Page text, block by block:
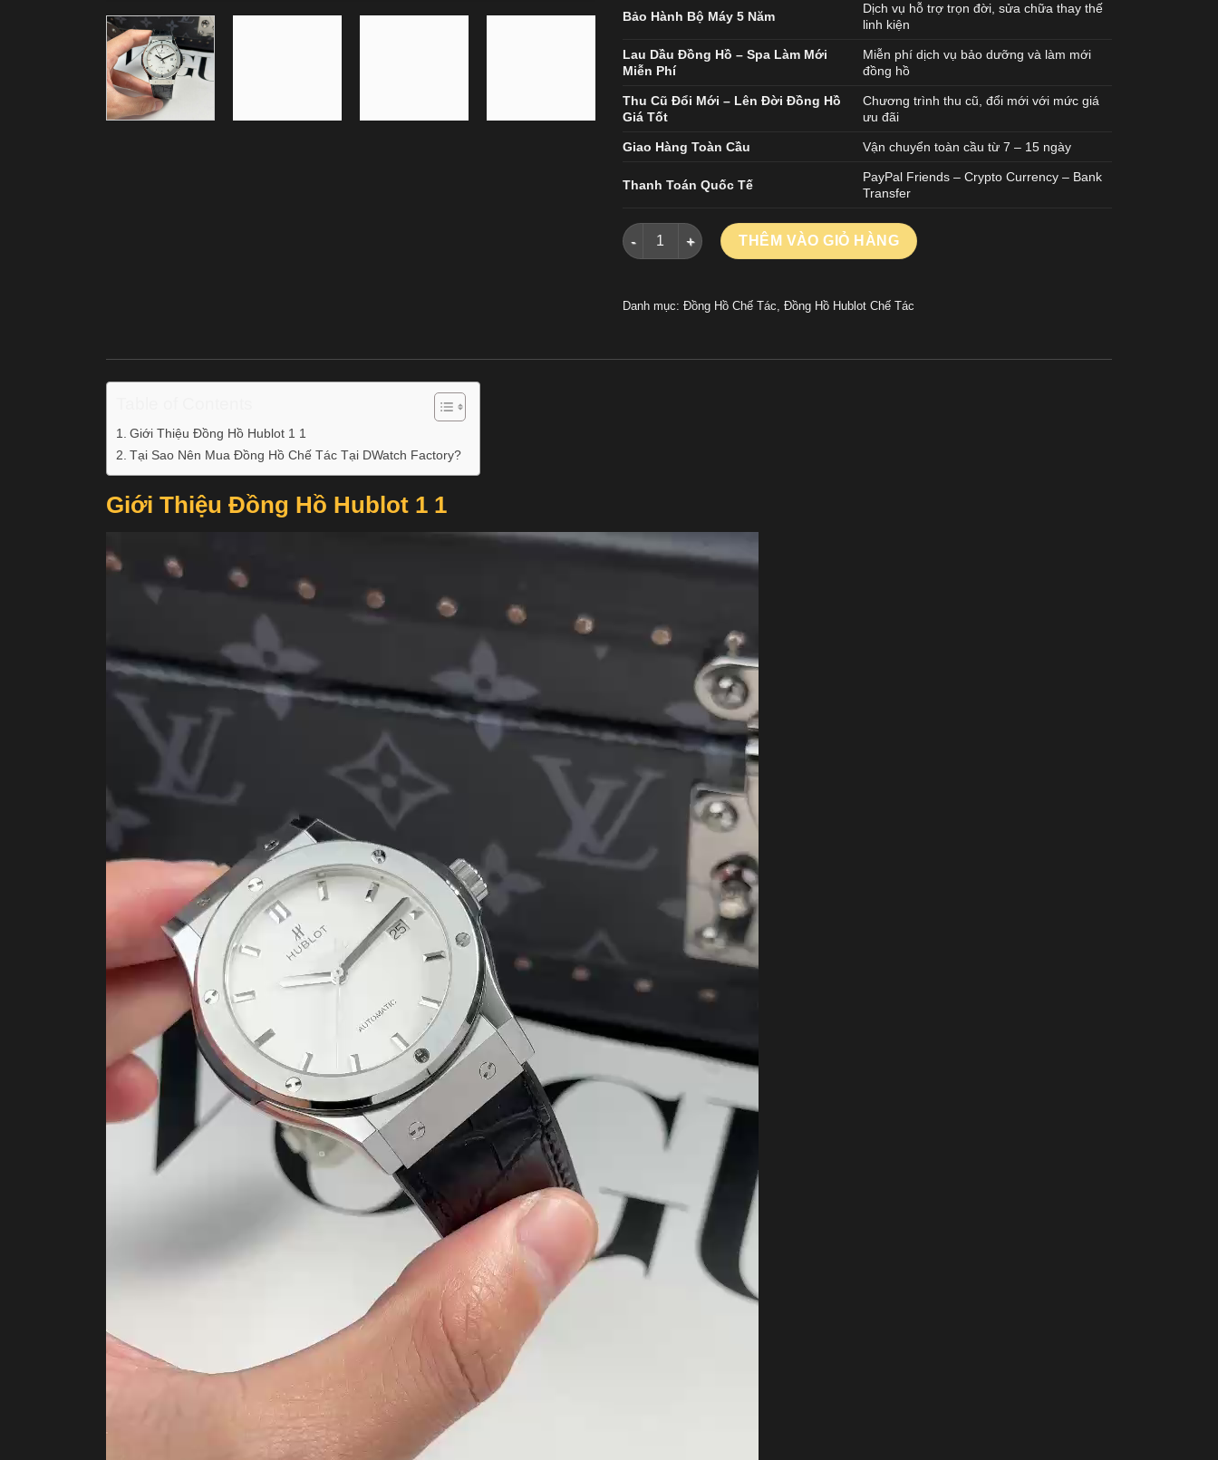
Bảo Hành Bộ Máy 5 Năm
Dịch vụ hỗ trợ trọn đời, sửa chữa thay thế
linh kiện
Lau Dầu Đồng Hồ – Spa Làm Mới
Miễn Phí
Miễn phí dịch vụ bảo dưỡng và làm mới
đồng hồ
Thu Cũ Đổi Mới – Lên Đời Đồng Hồ
Giá Tốt
Chương trình thu cũ, đổi mới với mức giá
ưu đãi
Giao Hàng Toàn Cầu Vận chuyển toàn cầu từ 7 – 15 ngày
Thanh Toán Quốc Tế
PayPal Friends – Crypto Currency – Bank
Transfer
Đồng Hồ Hublot Classic Fusion Titanium Chế Tác Nhà Máy JJF Mặt Số Trắng 42mm số lượng
THÊM VÀO GIỎ HÀNG
Danh mục: Đồng Hồ Chế Tác Đồng Hồ Hublot Chế Tác
Giới Thiệu Đồng Hồ Hublot 1 1
Tại Sao Nên Mua Đồng Hồ Chế Tác Tại DWatch Factory?
Giới Thiệu Đồng Hồ Hublot 1 1